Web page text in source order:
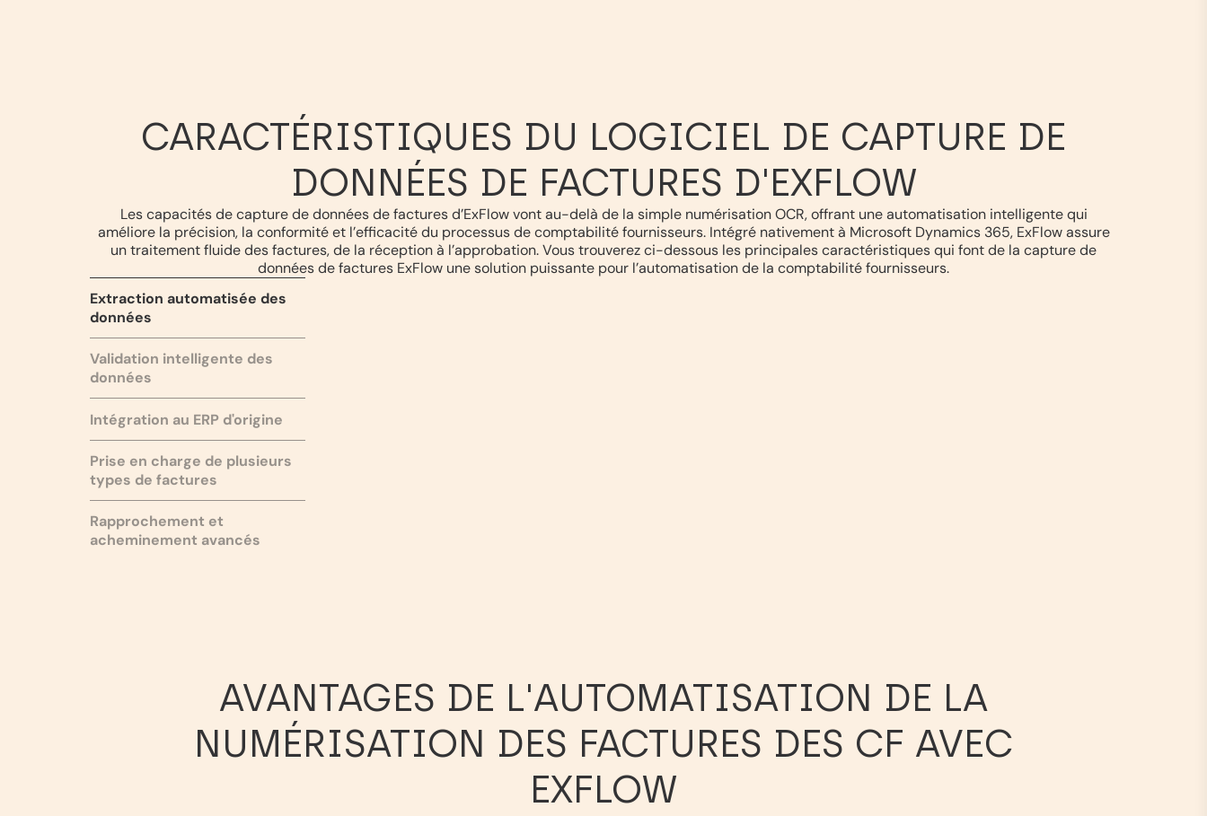
CARACTÉRISTIQUES DU LOGICIEL DE CAPTURE DE
DONNÉES DE FACTURES D'EXFLOW
Les capacités de capture de données de factures d’ExFlow vont au-delà de la simple numérisation OCR, offrant une automatisation intelligente qui
améliore la précision, la conformité et l’efficacité du processus de comptabilité fournisseurs. Intégré nativement à Microsoft Dynamics 365, ExFlow assure
un traitement fluide des factures, de la réception à l’approbation. Vous trouverez ci-dessous les principales caractéristiques qui font de la capture de
données de factures ExFlow une solution puissante pour l’automatisation de la comptabilité fournisseurs.
Extraction automatisée des
données
Validation intelligente des
données
Intégration au ERP d'origine
Prise en charge de plusieurs
types de factures
Rapprochement et
acheminement avancés
AVANTAGES DE L'AUTOMATISATION DE LA
NUMÉRISATION DES FACTURES DES CF AVEC
EXFLOW